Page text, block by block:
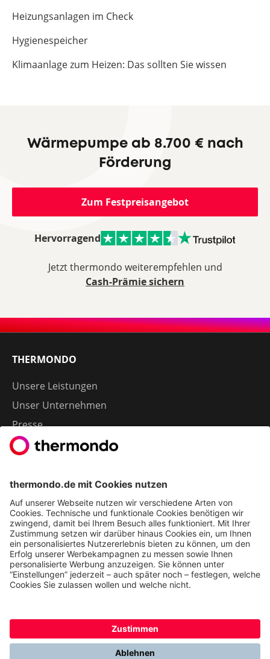
Heizungsanlagen im Check
Hygienespeicher
Klimaanlage zum Heizen: Das sollten Sie wissen
Wärmepumpe ab 8.700 € nach
Förderung
Zum Festpreisangebot
Hervorragend
Jetzt thermondo weiterempfehlen und
Cash-Prämie sichern
THERMONDO
Unsere Leistungen
Unser Unternehmen
Presse
Karriere
Kundenservice & FAQ
Erfahrungen & Storys unserer Kunden
Freunde empfehlen: 300 € Prämie sichern
Ethics & Compliance bei thermondo
FÜR SIE
Stromerzeugung mit Photovoltaik
Förderungen